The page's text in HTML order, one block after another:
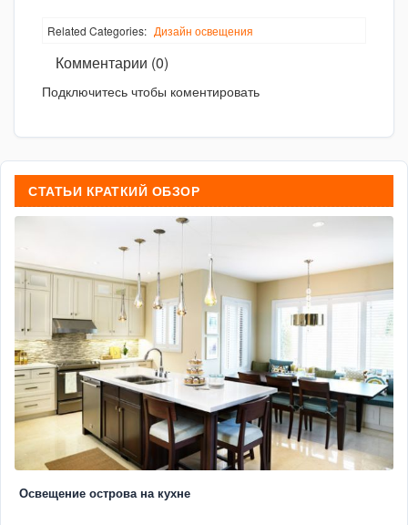
Related Categories: Дизайн освещения
Комментарии (0)
Подключитесь чтобы коментировать
СТАТЬИ КРАТКИЙ ОБЗОР
Освещение острова на кухне